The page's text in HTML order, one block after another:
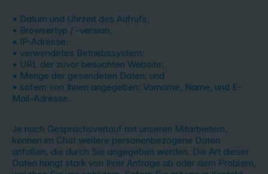
• Datum und Uhrzeit des Aufrufs;
• Browsertyp / -version;
• IP-Adresse;
• verwendetes Betriebssystem;
• URL der zuvor besuchten Website;
• Menge der gesendeten Daten; und
• sofern von Ihnen angegeben: Vorname, Name, und E-
Mail-Adresse.
Je nach Gesprächsverlauf mit unseren Mitarbeitern,
können im Chat weitere personenbezogene Daten
anfallen, die durch Sie angegeben werden. Die Art dieser
Daten hängt stark von Ihrer Anfrage ab oder dem Problem,